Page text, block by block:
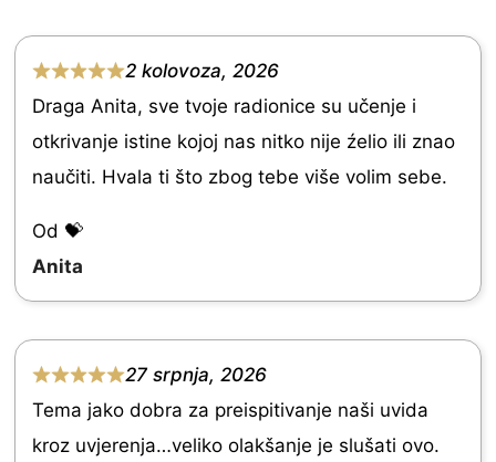
R
d
5
.
0
o
u
t
2 kolovoza, 2026
Draga Anita, sve tvoje radionice su učenje i
otkrivanje istine kojoj nas nitko nije źelio ili znao
naučiti. Hvala ti što zbog tebe više volim sebe.
Od 💝
Anita
R
a
27 srpnja, 2026
Tema jako dobra za preispitivanje naši uvida
kroz uvjerenja…veliko olakšanje je slušati ovo.